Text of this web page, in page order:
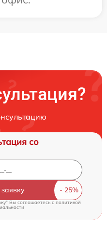
со
Вы соглашаетесь c политикой